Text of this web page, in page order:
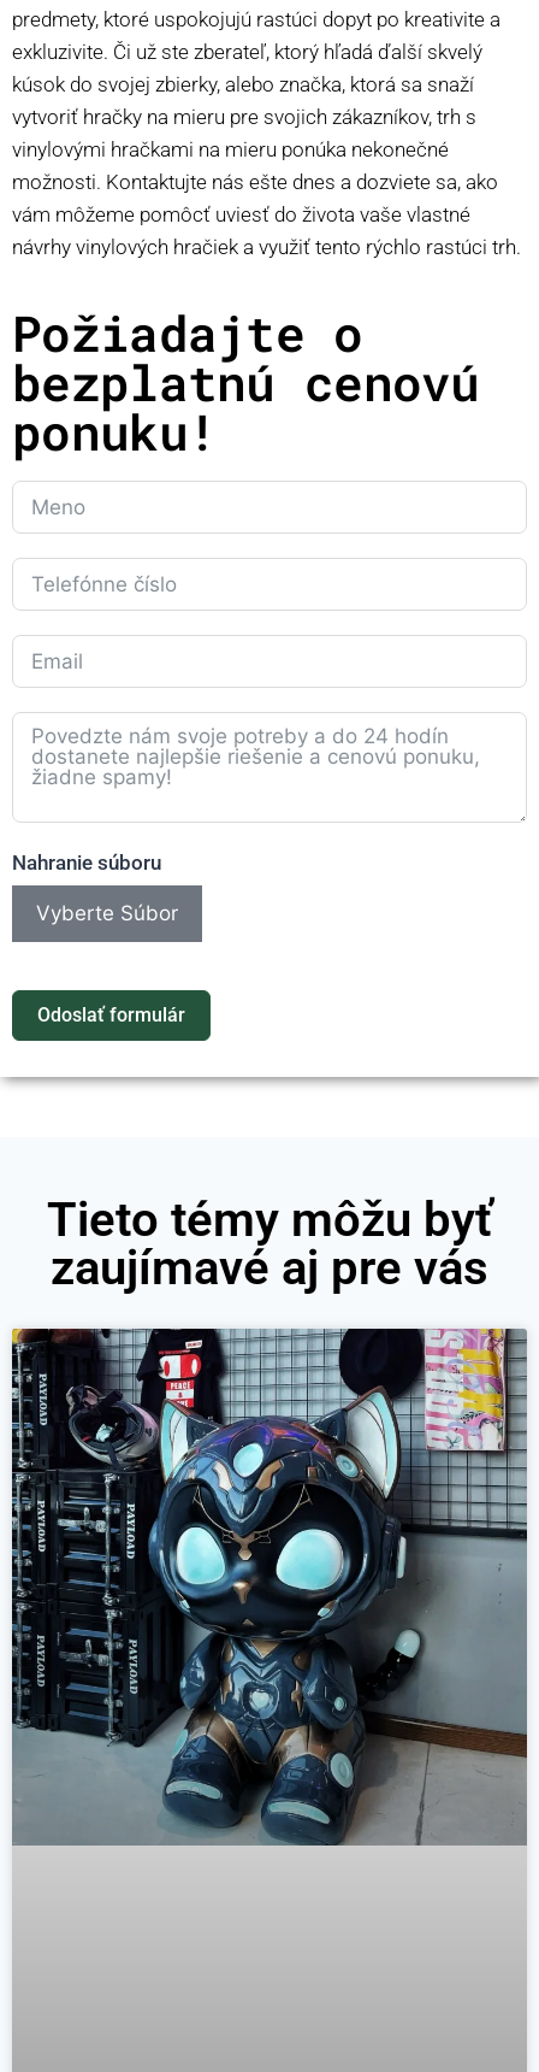
predmety, ktoré uspokojujú rastúci dopyt po kreativite a
exkluzivite. Či už ste zberateľ, ktorý hľadá ďalší skvelý
kúsok do svojej zbierky, alebo značka, ktorá sa snaží
vytvoriť hračky na mieru pre svojich zákazníkov, trh s
vinylovými hračkami na mieru ponúka nekonečné
možnosti. Kontaktujte nás ešte dnes a dozviete sa, ako
vám môžeme pomôcť uviesť do života vaše vlastné
návrhy vinylových hračiek a využiť tento rýchlo rastúci trh.
Požiadajte o
bezplatnú cenovú
ponuku!
Nahranie súboru
Vyberte Súbor
Odoslať formulár
Tieto témy môžu byť
zaujímavé aj pre vás